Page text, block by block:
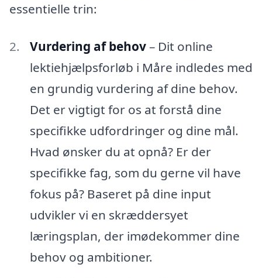
essentielle trin:
Vurdering af behov– Dit online
lektiehjælpsforløb i Måre indledes med
en grundig vurdering af dine behov.
Det er vigtigt for os at forstå dine
specifikke udfordringer og dine mål.
Hvad ønsker du at opnå? Er der
specifikke fag, som du gerne vil have
fokus på? Baseret på dine input
udvikler vi en skræddersyet
læringsplan, der imødekommer dine
behov og ambitioner.